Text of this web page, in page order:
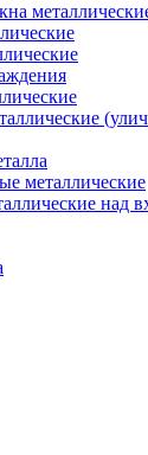
металлические
над